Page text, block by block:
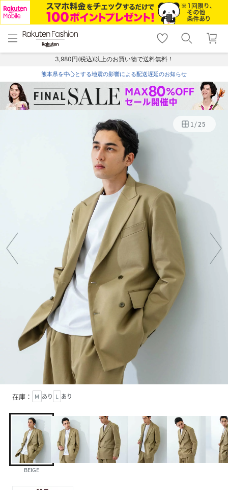
menu home
トップ
shopping_cart lock_outline
ログイン
3,980円(税込)以上のお買い物で送料無料！
熊本県を中心とする地震の影響による配送遅延のお知らせ
1/25
在庫： M あり L あり
BEIGE